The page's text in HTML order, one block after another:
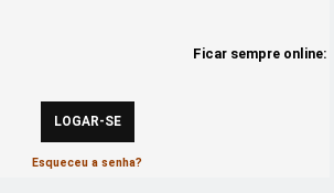
Ficar sempre online:
Esqueceu a senha?